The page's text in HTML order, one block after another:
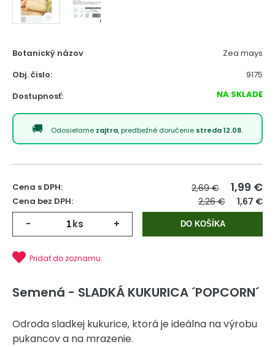
Botanický názov
Zea mays
Obj. čislo:
9175
Dostupnosť:
NA SKLADE
Odosielame zajtra, predbežné doručenie streda 12.08.
Cena s DPH: 2,69 € 1,99 €
Cena bez DPH: 2,26 € 1,67 €
- ks + DO KOŠÍKA
Pridať do zoznamu
Semená - SLADKÁ KUKURICA ´POPCORN´
Odroda sladkej kukurice, ktorá je ideálna na výrobu
pukancov a na mrazenie.